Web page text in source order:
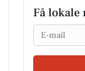
Få lokale
Email